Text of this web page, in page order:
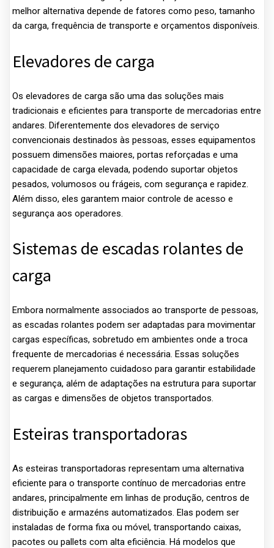
melhor alternativa depende de fatores como peso, tamanho
da carga, frequência de transporte e orçamentos disponíveis.
Elevadores de carga
Os elevadores de carga são uma das soluções mais
tradicionais e eficientes para transporte de mercadorias entre
andares. Diferentemente dos elevadores de serviço
convencionais destinados às pessoas, esses equipamentos
possuem dimensões maiores, portas reforçadas e uma
capacidade de carga elevada, podendo suportar objetos
pesados, volumosos ou frágeis, com segurança e rapidez.
Além disso, eles garantem maior controle de acesso e
segurança aos operadores.
Sistemas de escadas rolantes de
carga
Embora normalmente associados ao transporte de pessoas,
as escadas rolantes podem ser adaptadas para movimentar
cargas específicas, sobretudo em ambientes onde a troca
frequente de mercadorias é necessária. Essas soluções
requerem planejamento cuidadoso para garantir estabilidade
e segurança, além de adaptações na estrutura para suportar
as cargas e dimensões de objetos transportados.
Esteiras transportadoras
As esteiras transportadoras representam uma alternativa
eficiente para o transporte contínuo de mercadorias entre
andares, principalmente em linhas de produção, centros de
distribuição e armazéns automatizados. Elas podem ser
instaladas de forma fixa ou móvel, transportando caixas,
pacotes ou pallets com alta eficiência. Há modelos que